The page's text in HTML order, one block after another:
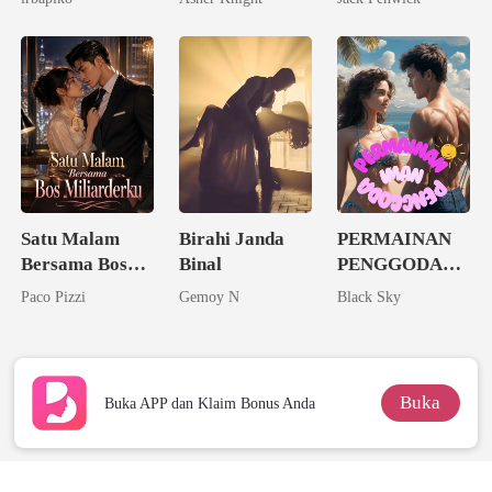
Triliuner
Tersentuh
Satu Malam
Bersama Bos
Miliarderku
Paco Pizzi
Birahi Janda
Binal
Gemoy N
PERMAINAN
PENGGODA
IMAN
Black Sky
Buka APP dan Klaim Bonus Anda Buka